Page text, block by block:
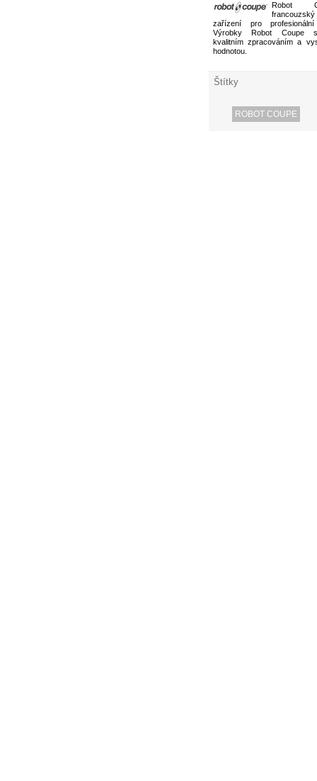
Robot
zařízení pro profesionální
Výrobky Robot Coupe
kvalitním zpracováním a
hodnotou.
Štítky
ROBOT COUPE